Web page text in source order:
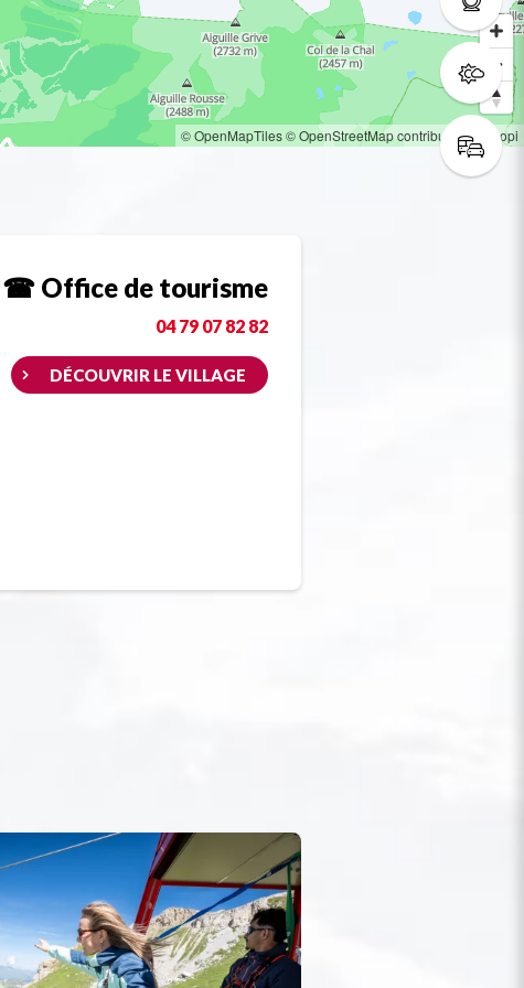
© OpenMapTiles© OpenStreetMap contributors© Loopi
☎ Office de tourisme
04 79 07 82 82
DÉCOUVRIR LE VILLAGE